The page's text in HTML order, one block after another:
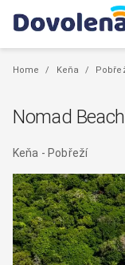
Home / Keňa /
Nomad
Keňa - Pobřeží